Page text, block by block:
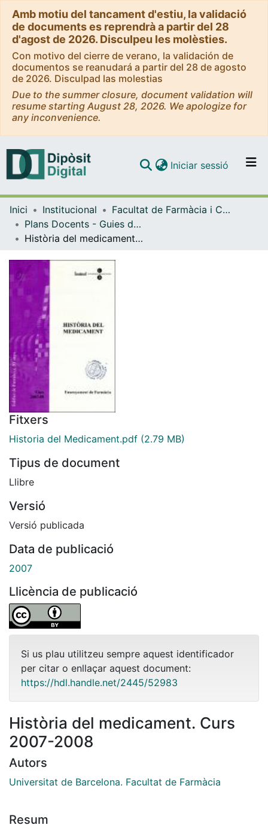
Amb motiu del tancament d'estiu, la validació
de documents es reprendrà a partir del 28
d'agost de 2026. Disculpeu les molèsties.
Con motivo del cierre de verano, la validación de
documentos se reanudará a partir del 28 de agosto
de 2026. Disculpad las molestias
Due to the summer closure, document validation will
resume starting August 28, 2026. We apologize for
any inconvenience.
Navega per tot el DD
Com publicar
Iniciar sessió (current)
Inici Institucional
Facultat de Farmàcia i Ciències de l'Alimentació
Plans Docents - Guies de l'estudiant (Facultat de Farmàcia i Ciències de l'Alimentació)
Història del medicament. Curs 2007-2008
Fitxers
Historia del Medicament.pdf (2.79 MB)
Tipus de document
Llibre
Versió
Versió publicada
Data de publicació
2007
Llicència de publicació
Si us plau utilitzeu sempre aquest identificador
per citar o enllaçar aquest document:
https://hdl.handle.net/2445/52983
Història del medicament. Curs
2007-2008
Autors
Universitat de Barcelona. Facultat de Farmàcia
Resum